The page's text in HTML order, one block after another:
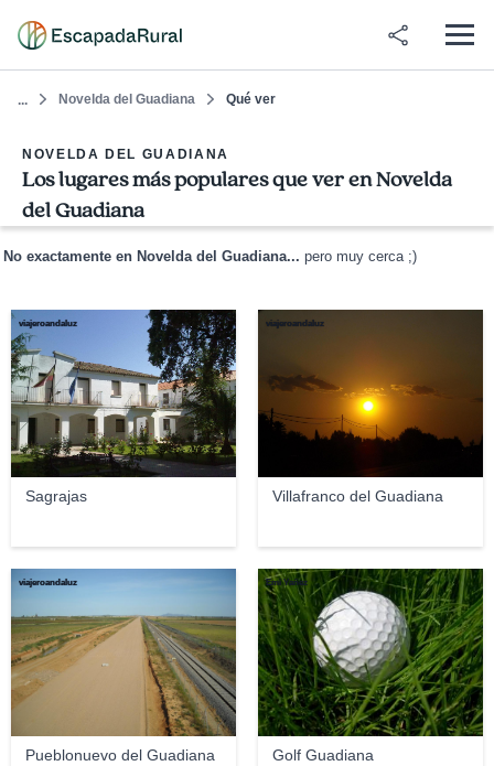
... Novelda del Guadiana Qué ver
NOVELDA DEL GUADIANA
Los lugares más populares que ver en Novelda
del Guadiana
No exactamente en Novelda del Guadiana... pero muy cerca ;)
Sagrajas
viajeroandaluz
Villafranco del Guadiana
viajeroandaluz
Pueblonuevo del Guadiana
viajeroandaluz
Golf Guadiana
Emi Yañez